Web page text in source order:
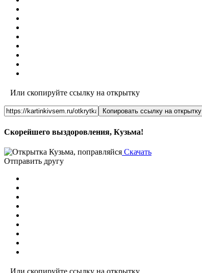
Или скопируйте ссылку на открытку
Копировать ссылку на открытку
Скорейшего выздоровления, Кузьма!
Скачать
Отправить другу
Или скопируйте ссылку на открытку